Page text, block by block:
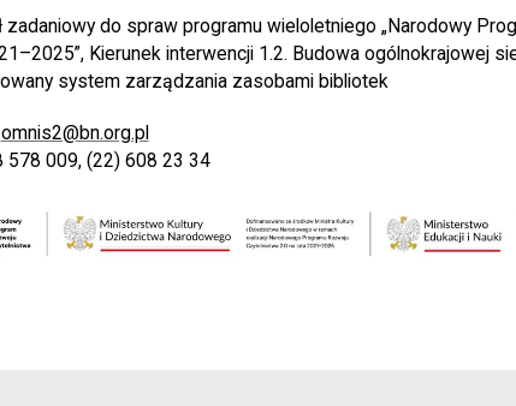
zadaniowy do spraw programu wieloletniego „Narodowy
Kierunek interwencji 1.2. Budowa ogólnokrajowej
system zarządzania zasobami bibliotek
omnis2@bn.org.pl
578 009, (22) 608 23 34